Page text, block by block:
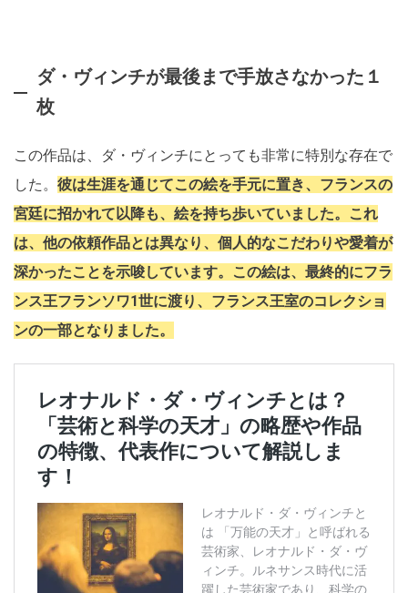
ダ・ヴィンチが最後まで手放さなかった１
枚
この作品は、ダ・ヴィンチにとっても非常に特別な存在で
した。 彼は生涯を通じてこの絵を手元に置き、フランスの
宮廷に招かれて以降も、絵を持ち歩いていました。これ
は、他の依頼作品とは異なり、個人的なこだわりや愛着が
深かったことを示唆しています。この絵は、最終的にフラ
ンス王フランソワ1世に渡り、フランス王室のコレクショ
ンの一部となりました。